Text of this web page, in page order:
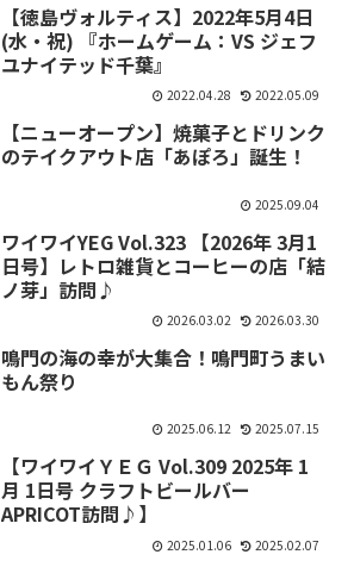
【徳島ヴォルティス】2022年5月4日
(水・祝) 『ホームゲーム：VS ジェフ
ユナイテッド千葉』
2022.04.28 2022.05.09
【ニューオープン】焼菓子とドリンク
のテイクアウト店「あぽろ」誕生！
2025.09.04
ワイワイYEG Vol.323 【2026年 3月1
日号】レトロ雑貨とコーヒーの店「結
ノ芽」訪問♪
2026.03.02 2026.03.30
鳴門の海の幸が大集合！鳴門町うまい
もん祭り
2025.06.12 2025.07.15
【ワイワイＹＥＧ Vol.309 2025年 1
月 1日号 クラフトビールバー
APRICOT訪問♪】
2025.01.06 2025.02.07